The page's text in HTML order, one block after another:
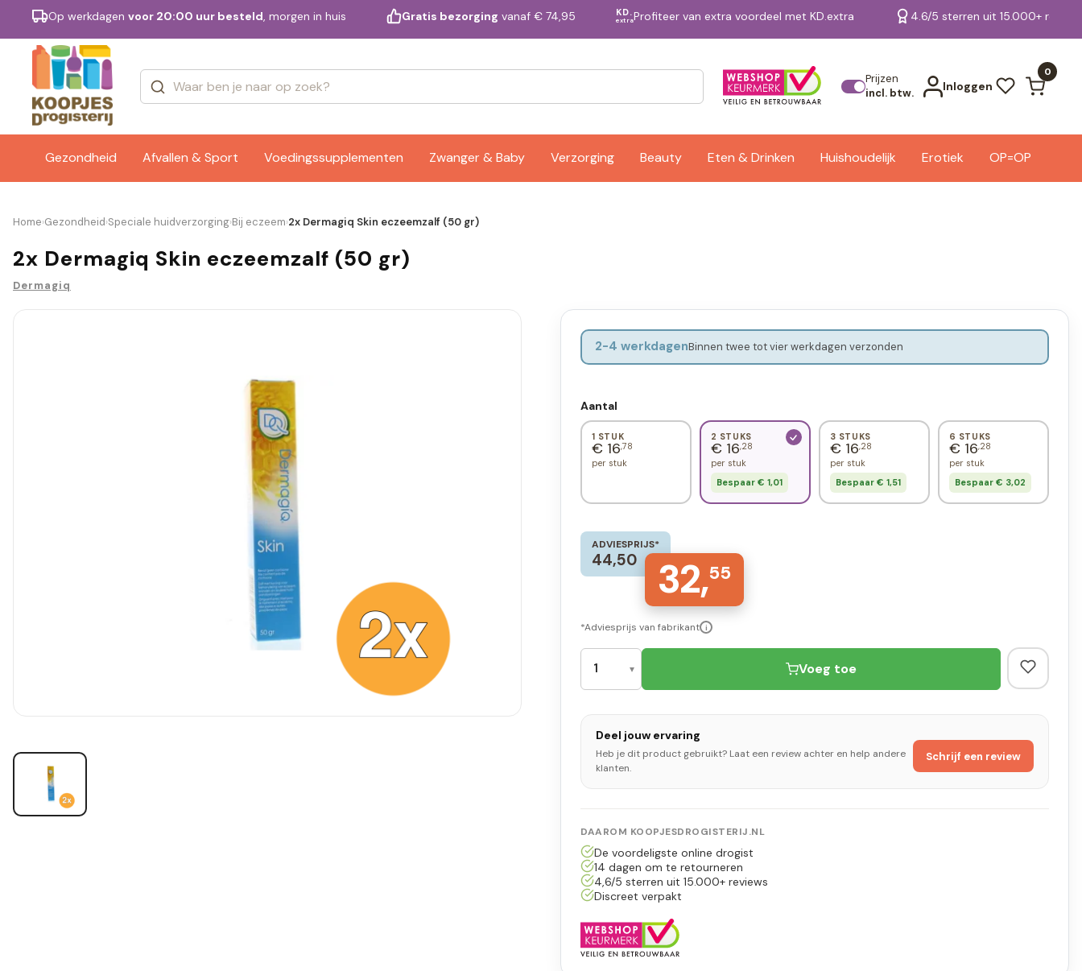
Op werkdagen voor 20:00 uur besteld, morgen in huis Gratis bezorging vanaf € 74,95 KD.
extraProfiteer van extra voordeel met KD.extra 4.6/5 sterren uit 15.000+
Prijzen
incl. btw.
Inloggen
0
Gezondheid Afvallen & Sport Voedingssupplementen Zwanger & Baby Verzorging Beauty Eten & Drinken Huishoudelijk Erotiek OP=OP
Merken Bekijk alle resultaten
Home›Gezondheid›Speciale huidverzorging›Bij eczeem›2x Dermagiq Skin eczeemzalf (50 gr)
2x Dermagiq Skin eczeemzalf (50 gr)
Dermagiq
2-4 werkdagenBinnen twee tot vier werkdagen verzonden
Aantal
1 STUK
€ 16,78
per stuk
2 STUKS
€ 16,28
per stuk
Bespaar € 1,01
3 STUKS
€ 16,28
per stuk
Bespaar € 1,51
6 STUKS
€ 16,28
per stuk
Bespaar € 3,02
ADVIESPRIJS*
44,50 32,55
*Adviesprijs van fabrikant i
Voeg toe
Deel jouw ervaring
Heb je dit product gebruikt? Laat een review achter en help andere
klanten.
Schrijf een review
DAAROM KOOPJESDROGISTERIJ.NL
De voordeligste online drogist
14 dagen om te retourneren
4,6/5 sterren uit 15.000+ reviews
Discreet verpakt